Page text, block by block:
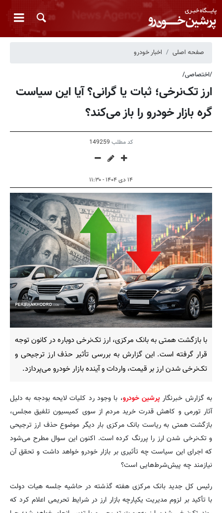
صفحه اصلی اخبار خودرو
/اختصاصی/
ارز تک‌نرخی؛ ثبات یا گرانی؟ آیا این سیاست
گره بازار خودرو را باز می‌کند؟
کد مطلب 149259
۱۴ دی ۱۴۰۴ - ۱۱:۳۰
با بازگشت همتی به بانک مرکزی، ارز تک‌نرخی دوباره در کانون توجه
قرار گرفته است. این گزارش به بررسی تأثیر حذف ارز ترجیحی و
تک‌نرخی شدن ارز بر قیمت، واردات و آینده بازار خودرو می‌پردازد.
به گزارش خبرنگار پرشین خودرو، با وجود رد کلیات لایحه بودجه به دلیل
آثار تورمی و کاهش قدرت خرید مردم از سوی کمیسیون تلفیق مجلس،
بازگشت همتی به ریاست بانک مرکزی بار دیگر موضوع حذف ارز ترجیحی
و تک‌نرخی شدن ارز را پررنگ کرده است. اکنون این سوال مطرح می‌شود
که اجرای این سیاست چه تأثیری بر بازار خودرو خواهد داشت و تحقق آن
نیازمند چه پیش‌شرط‌هایی است؟
رئیس کل جدید بانک مرکزی هفته گذشته در حاشیه جلسه هیات دولت
با تأکید بر لزوم مدیریت یکپارچه بازار ارز در شرایط تحریمی اعلام کرد که